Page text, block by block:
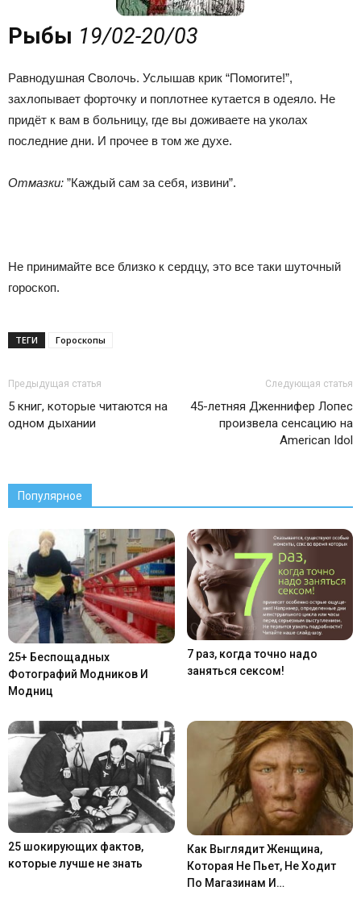
Рыбы 19/02-20/03
Равнодушная Сволочь. Услышав крик “Помогите!”,
захлопывает форточку и поплотнее кутается в одеяло. Не
придёт к вам в больницу, где вы доживаете на уколах
последние дни. И прочее в том же духе.
Отмазки: ”Каждый сам за себя, извини”.
Не принимайте все близко к сердцу, это все таки шуточный
гороскоп.
ТЕГИ Гороскопы
Предыдущая статья
5 книг, которые читаются на
одном дыхании
Следующая статья
45-летняя Дженнифер Лопес
произвела сенсацию на
American Idol
Популярное
25+ Беспощадных
Фотографий Модников И
Модниц
7 раз, когда точно надо
заняться сексом!
25 шокирующих фактов,
которые лучше не знать
Как Выглядит Женщина,
Которая Не Пьет, Не Ходит
По Магазинам И…